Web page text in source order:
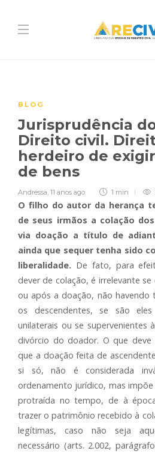
BLOG
Jurisprudência do
Direito civil.
herdeiro de
de bens
Andressa, 11 anos ago 1 min
O filho do autor da herança
de seus irmãos a colação
via doação a título de
ainda que sequer tenha sido
liberalidade. De fato, para
dever de colação, é irrelevante
ou após a doação, não havendo
os descendentes, se são
unilaterais ou se supervenientes
divórcio do doador. O que
que a doação feita de
si só, não é considerada
ordenamento jurídico, mas
protraída no tempo, de à
trazer o patrimônio recebido à
legítimas, caso não seja
necessário (arts. 2.002,